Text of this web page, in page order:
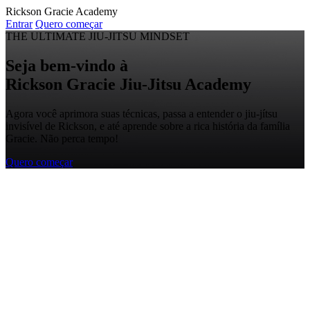
Rickson Gracie Academy
Entrar Quero começar
THE ULTIMATE JIU-JITSU MINDSET
Seja bem-vindo à
Rickson Gracie Jiu-Jitsu Academy
Agora você aprimora suas técnicas, passa a entender o jiu-jítsu
invisível de Rickson, e até aprende sobre a rica história da família
Gracie. Não perca tempo!
Quero começar